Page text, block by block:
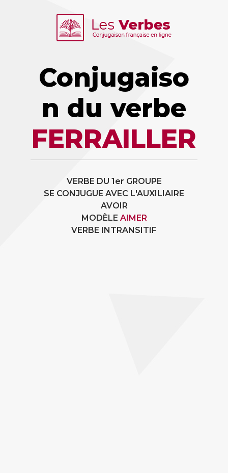
Conjugaiso
n du verbe
FERRAILLER
VERBE DU 1er GROUPE
SE CONJUGUE AVEC L'AUXILIAIRE
AVOIR
MODÈLE AIMER
VERBE INTRANSITIF